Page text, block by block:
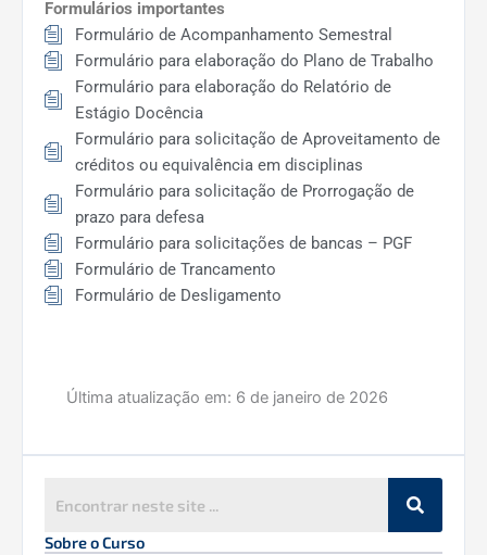
Formulários importantes
Formulário de Acompanhamento Semestral
Formulário para elaboração do Plano de Trabalho
Formulário para elaboração do Relatório de
Estágio Docência
Formulário para solicitação de Aproveitamento de
créditos ou equivalência em disciplinas
Formulário para solicitação de Prorrogação de
prazo para defesa
Formulário para solicitações de bancas – PGF
Formulário de Trancamento
Formulário de Desligamento
Última atualização em: 6 de janeiro de 2026
Sobre o Curso